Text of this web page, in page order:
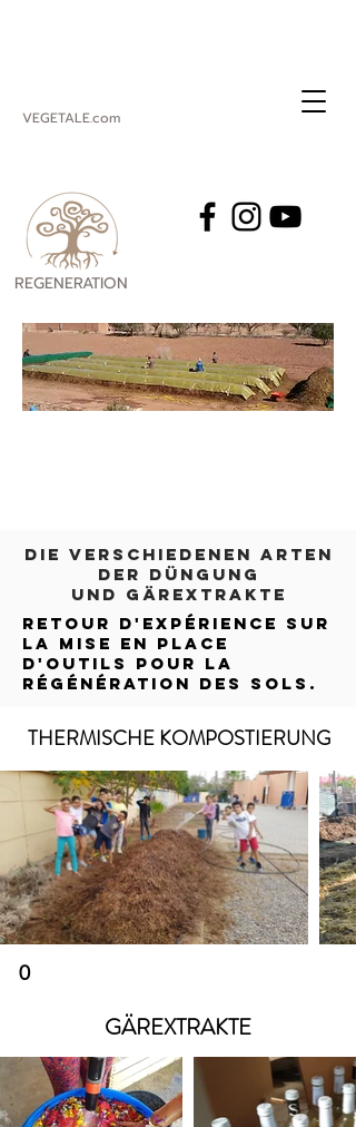
VEGETALE.com
REGENERATION
DIE VERSCHIEDENEN ARTEN
DER DÜNGUNG
UND GÄREXTRAKTE
Retour d'expérience sur
la mise en place
d'outils pour la
régénération des sols.
THERMISCHE KOMPOSTIERUNG
0
GÄREXTRAKTE